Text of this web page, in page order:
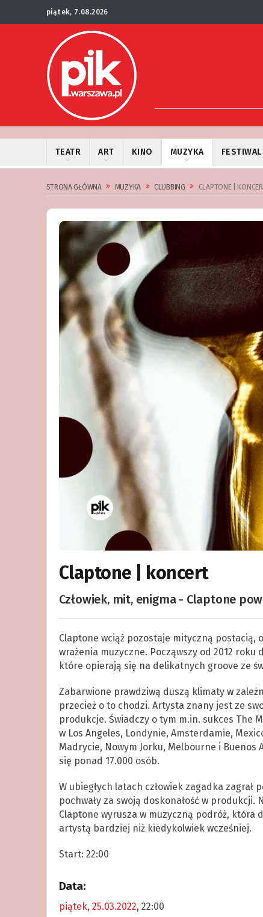
piątek, 7.08.2026
TEATR ART KINO MUZYKA FESTIWAL
STRONA GŁÓWNA MUZYKA CLUBBING CLAPTONE |
Claptone | koncert
Człowiek, mit, enigma - Claptone
Claptone wciąż pozostaje mityczną
wrażenia muzyczne. Począwszy od 2012
które opierają się na delikatnych groove ze
Zabarwione prawdziwą duszą klimaty w
przecież o to chodzi. Artysta znany jest ze
produkcje. Świadczy o tym m.in. sukces The
w Los Angeles, Londynie, Amsterdamie,
Madrycie, Nowym Jorku, Melbourne i
się ponad 17.000 osób.
W ubiegłych latach człowiek zagadka
pochwały za swoją doskonałość w produkcji.
Claptone wyrusza w muzyczną podróż, która
artystą bardziej niż kiedykolwiek wcześniej.
Start: 22:00
Data:
piątek, 25.03.2022, 22:00